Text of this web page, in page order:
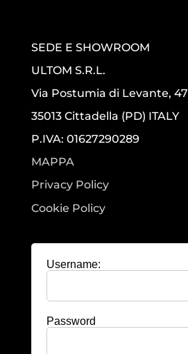
SEDE E SHOWROOM
ULTOM S.R.L.
Via Postumia di Levante, 47
35013 Cittadella (PD) ITALY
P.IVA: 01627290289
MAPPA
Privacy Policy
Cookie Policy
Username:
Password